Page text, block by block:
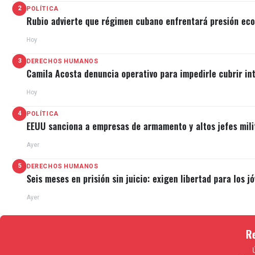
2 POLÍTICA
Rubio advierte que régimen cubano enfrentará presión
Hoy
3 DERECHOS HUMANOS
Camila Acosta denuncia operativo para impedirle cubrir
Hoy
4 POLÍTICA
EEUU sanciona a empresas de armamento y altos jefes
Ayer
5 DERECHOS HUMANOS
Seis meses en prisión sin juicio: exigen libertad para los
Ayer